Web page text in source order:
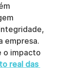
empresa.
o impacto
real das